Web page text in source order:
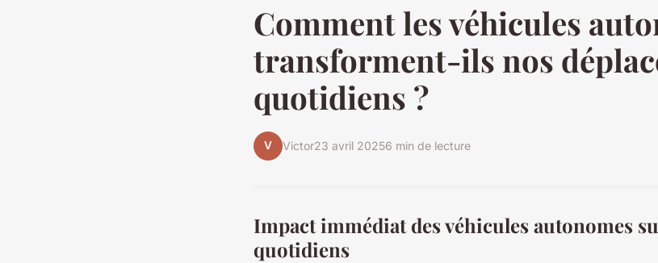
Comment les véhicules
transforment-ils nos
quotidiens ?
V Victor23 avril 20256 min de lecture
Impact immédiat des véhicules autonomes
quotidiens